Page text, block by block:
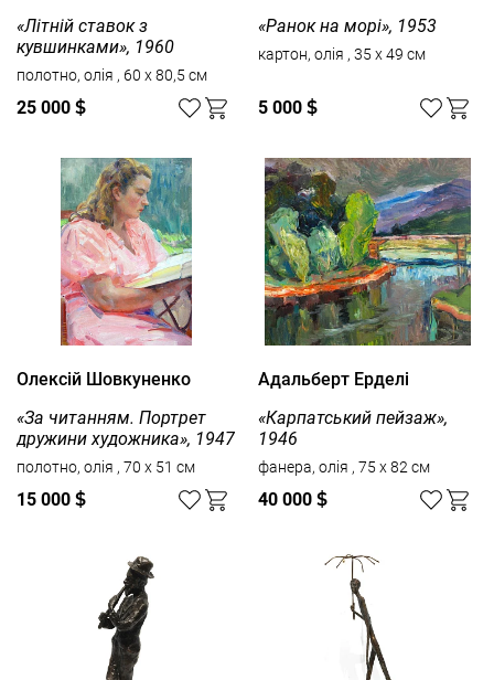
«Літній ставок з
кувшинками», 1960
полотно, олія , 60 x 80,5 см
25 000 $
«Ранок на морі», 1953
картон, олія , 35 x 49 см
5 000 $
Олексій Шовкуненко
«За читанням. Портрет
дружини художника», 1947
полотно, олія , 70 x 51 см
15 000 $
Адальберт Ерделі
«Карпатський пейзаж»,
1946
фанера, олія , 75 x 82 см
40 000 $